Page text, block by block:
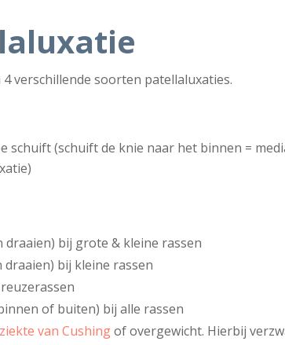
verschillende soorten patellaluxaties.
schuift (schuift de knie naar het binnen =
bij grote & kleine rassen
bij kleine rassen
of buiten) bij alle rassen
ziekte van Cushingof overgewicht. Hierbij